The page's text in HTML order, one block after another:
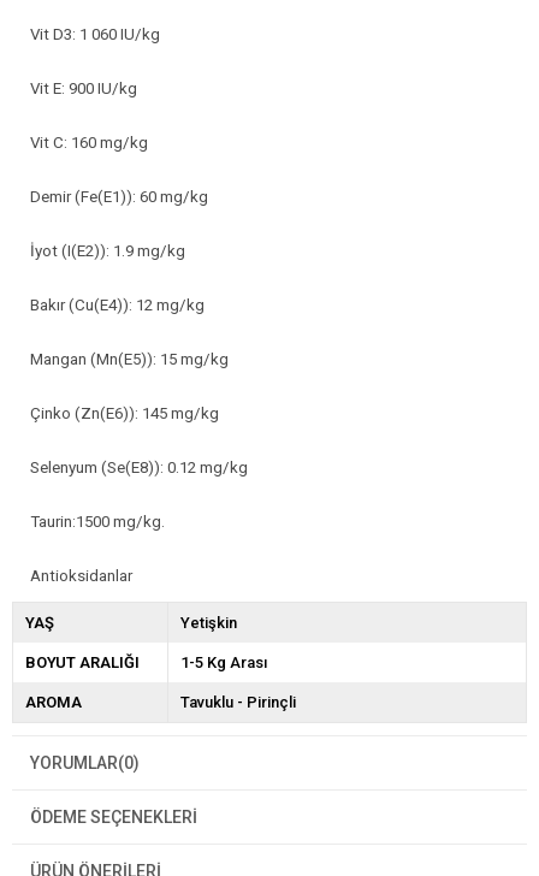
Vit D3: 1 060 IU/kg
Vit E: 900 IU/kg
Vit C: 160 mg/kg
Demir (Fe(E1)): 60 mg/kg
İyot (I(E2)): 1.9 mg/kg
Bakır (Cu(E4)): 12 mg/kg
Mangan (Mn(E5)): 15 mg/kg
Çinko (Zn(E6)): 145 mg/kg
Selenyum (Se(E8)): 0.12 mg/kg
Taurin:1500 mg/kg.
Antioksidanlar
YAŞ Yetişkin
BOYUT ARALIĞI 1-5 Kg Arası
AROMA Tavuklu - Pirinçli
YORUMLAR(0)
ÖDEME SEÇENEKLERI
ÜRÜN ÖNERILERI